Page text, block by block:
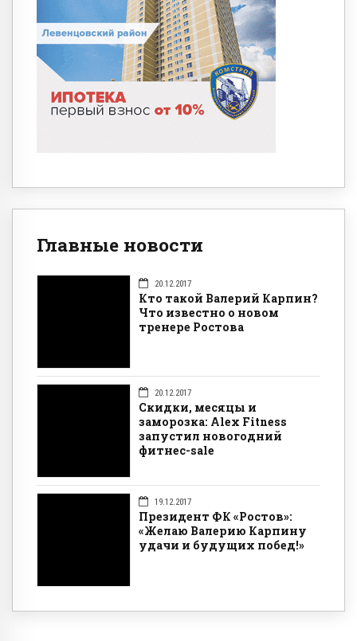
Главные новости
20.12.2017
Кто такой Валерий Карпин?
Что известно о новом
тренере Ростова
20.12.2017
Скидки, месяцы и
заморозка: Alex Fitness
запустил новогодний
фитнес-sale
19.12.2017
Президент ФК «Ростов»:
«Желаю Валерию Карпину
удачи и будущих побед!»